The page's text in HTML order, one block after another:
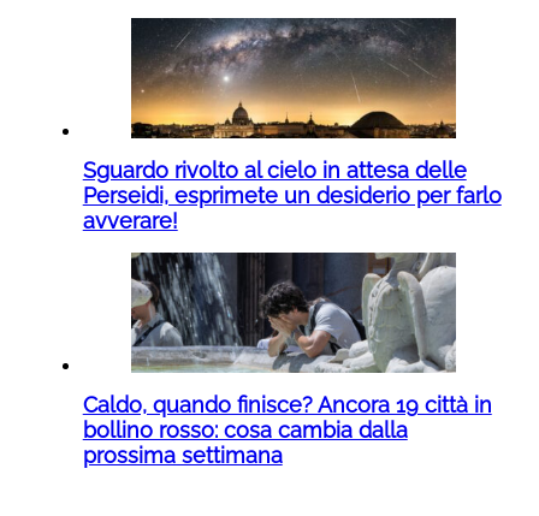
Sguardo rivolto al cielo in attesa delle
Perseidi, esprimete un desiderio per farlo
avverare!
Caldo, quando finisce? Ancora 19 città in
bollino rosso: cosa cambia dalla
prossima settimana